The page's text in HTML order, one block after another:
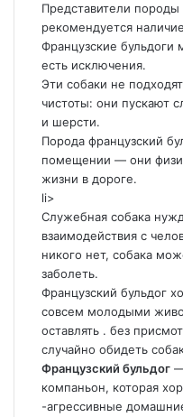
Представители
рекомендуется
Французские бульдоги
есть исключения.
Эти собаки не
чистоты: они пускают
и шерсти.
Порода французский
помещении — они
жизни в дороге.
li>
Служебная собака
взаимодействия с
никого нет, собака
заболеть.
Французский бульдог
совсем молодыми
оставлять . без
случайно обидеть
Французский бульдог
компаньон, которая
-агрессивные